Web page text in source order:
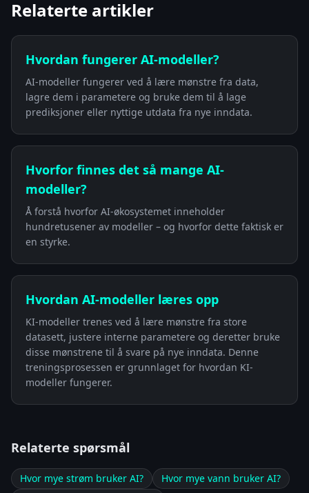
Relaterte artikler
Hvordan fungerer AI-modeller?
AI-modeller fungerer ved å lære mønstre fra data,
lagre dem i parametere og bruke dem til å lage
prediksjoner eller nyttige utdata fra nye inndata.
Hvorfor finnes det så mange AI-
modeller?
Å forstå hvorfor AI-økosystemet inneholder
hundretusener av modeller – og hvorfor dette faktisk er
en styrke.
Hvordan AI-modeller læres opp
KI-modeller trenes ved å lære mønstre fra store
datasett, justere interne parametere og deretter bruke
disse mønstrene til å svare på nye inndata. Denne
treningsprosessen er grunnlaget for hvordan KI-
modeller fungerer.
Relaterte spørsmål
Hvor mye strøm bruker AI?
Hvor mye vann bruker AI?